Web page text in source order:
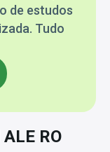
de estudos
Tudo
RO